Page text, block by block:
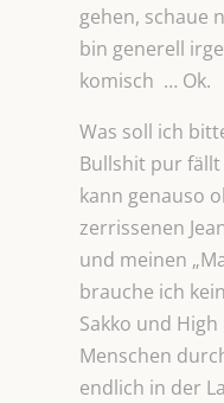
gehen, schaue
bin generell
komisch … Ok.
Was soll ich
Bullshit pur
kann genauso
zerrissenen
und meinen
brauche ich
Sakko und
Menschen
endlich in der